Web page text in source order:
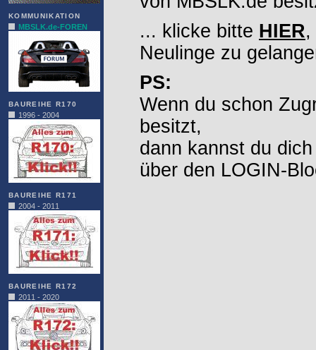
KOMMUNIKATION
MBSLK.de-FOREN
BAUREIHE R170
1996 - 2004
BAUREIHE R171
2004 - 2011
BAUREIHE R172
2011 - 2020
... klicke bitte HIER,
Neulinge zu
PS:
Wenn du schon
besitzt,
dann kannst du
über den LOGIN-